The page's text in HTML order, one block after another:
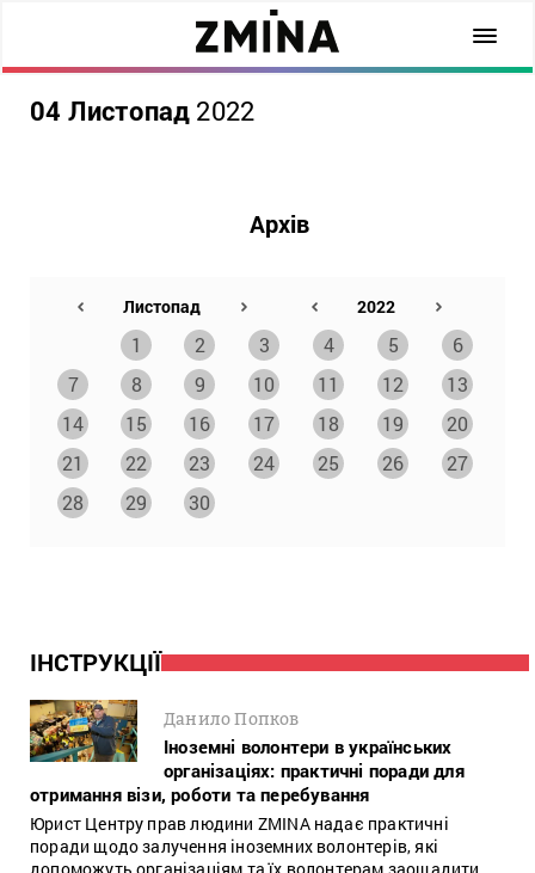
04 Листопад 2022
ІНСТРУКЦІЇ
Данило Попков
Іноземні волонтери в українських
організаціях: практичні поради для
отримання візи, роботи та перебування
Юрист Центру прав людини ZMINA надає практичні
поради щодо залучення іноземних волонтерів, які
допоможуть організаціям та їх волонтерам заощадити
Архів
1 2 3 4 5
6
7
8 9 10 11 12
13
14
15 16 17 18 19
20
21
22 23 24 25 26
27
28
29 30